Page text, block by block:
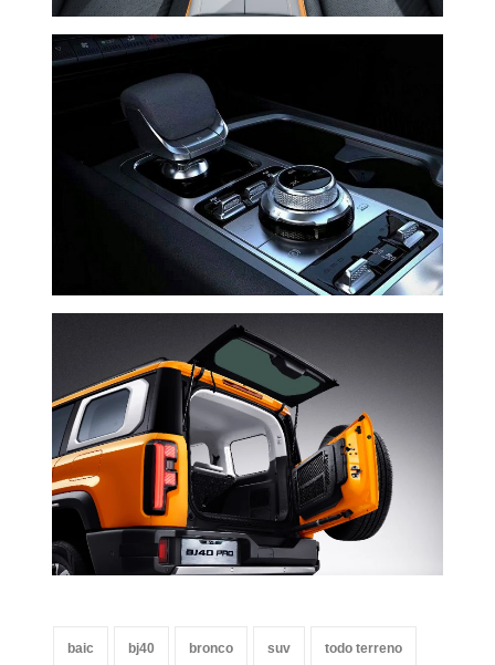
baic bj40 bronco suv todo terreno